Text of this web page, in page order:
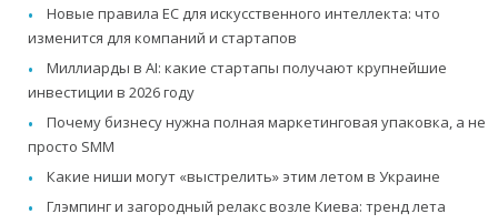
Новые правила ЕС для искусственного интеллекта: что
изменится для компаний и стартапов
Миллиарды в AI: какие стартапы получают крупнейшие
инвестиции в 2026 году
Почему бизнесу нужна полная маркетинговая упаковка, а не
просто SMM
Какие ниши могут «выстрелить» этим летом в Украине
Глэмпинг и загородный релакс возле Киева: тренд лета